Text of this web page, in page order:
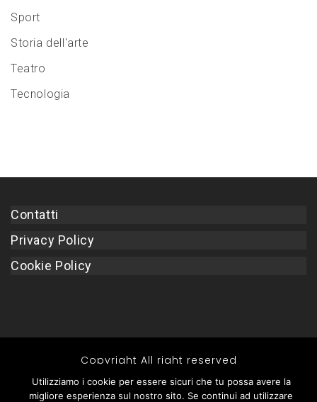
Sport
Storia dell'arte
Teatro
Tecnologia
Contatti
Privacy Policy
Cookie Policy
Copyright All right reserved
Utilizziamo i cookie per essere sicuri che tu possa avere la
migliore esperienza sul nostro sito. Se continui ad utilizzare